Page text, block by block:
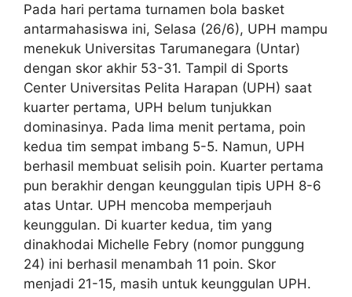
Pada hari pertama turnamen bola basket
antarmahasiswa ini, Selasa (26/6), UPH mampu
menekuk Universitas Tarumanegara (Untar)
dengan skor akhir 53-31. Tampil di Sports
Center Universitas Pelita Harapan (UPH) saat
kuarter pertama, UPH belum tunjukkan
dominasinya. Pada lima menit pertama, poin
kedua tim sempat imbang 5-5. Namun, UPH
berhasil membuat selisih poin. Kuarter pertama
pun berakhir dengan keunggulan tipis UPH 8-6
atas Untar. UPH mencoba memperjauh
keunggulan. Di kuarter kedua, tim yang
dinakhodai Michelle Febry (nomor punggung
24) ini berhasil menambah 11 poin. Skor
menjadi 21-15, masih untuk keunggulan UPH.